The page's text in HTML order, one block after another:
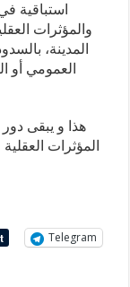
استباقية
والمؤثرات
المدينة،
العمومي أو
هذا و يبقى دور
المؤثرات
Telegram